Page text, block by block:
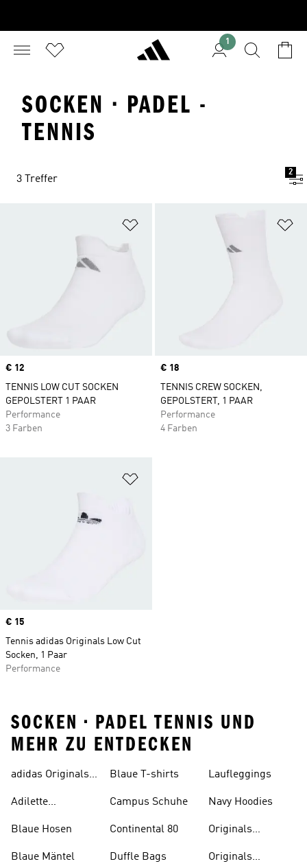
1
SOCKEN · PADEL -
TENNIS
3 Treffer
2
Zur Wunschliste hinzufügen
Price
€ 12
TENNIS LOW CUT SOCKEN
GEPOLSTERT 1 PAAR
Performance
3 Farben
Price
€ 18
TENNIS CREW SOCKEN,
GEPOLSTERT, 1 PAAR
Performance
4 Farben
Price
€ 15
Tennis adidas Originals Low Cut
Socken, 1 Paar
Performance
SOCKEN • PADEL TENNIS UND
MEHR ZU ENTDECKEN
adidas Originals
Adilette
Blaue Hosen
Blaue Mäntel
Blaue T-shirts
Campus Schuhe
Continental 80
Duffle Bags
Laufleggings
Navy Hoodies
Originals
Originals